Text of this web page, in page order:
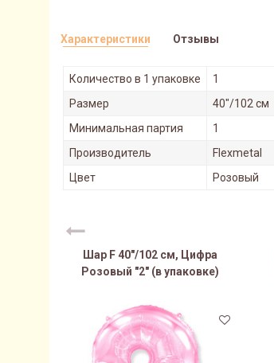
Характеристики
Количество в 1 упаковке
1
Размер
40"/102 см
Минимальная партия
1
Производитель
Flexmetal
Цвет
Розовый
Отзывы
Шар F 40"/102 см, Цифра
Розовый "2" (в упаковке)